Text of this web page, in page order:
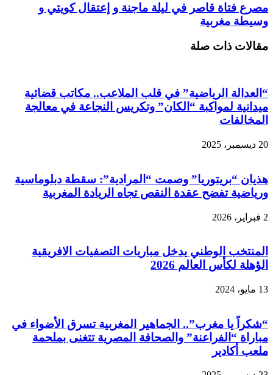
مصرع فتاة قاصر في ليلة ماجنة و إعتقال كويتي و
وسيطة مغربية
مقالات ذات صلة
“العدالة الرياضية” في قلب الملاعب.. مكاتب قضائية
ميدانية لمواكبة “الكان” وتكريس النجاعة في معالجة
المخالفات
20 ديسمبر، 2025
هذيان “بريتوريا” وصمت “المرادية”: سقطة دبلوماسية
ورياضية تفضح عقدة النقص تجاه الريادة المغربية
2 فبراير، 2026
المنتخب الوطني يدخل مباريات التصفيات الافريقية
الؤهلة لكأس العالم 2026
13 مايو، 2024
“شكراً يا مغرب”.. الجماهير المغربية تسرق الأضواء في
مباراة “الفراعنة” والصحافة المصرية تتغنى بملحمة
ملعب أكادير